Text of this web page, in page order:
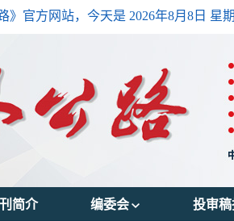
》官方网站，今天是 2026年8月8日 星
简介 编委会 投审稿